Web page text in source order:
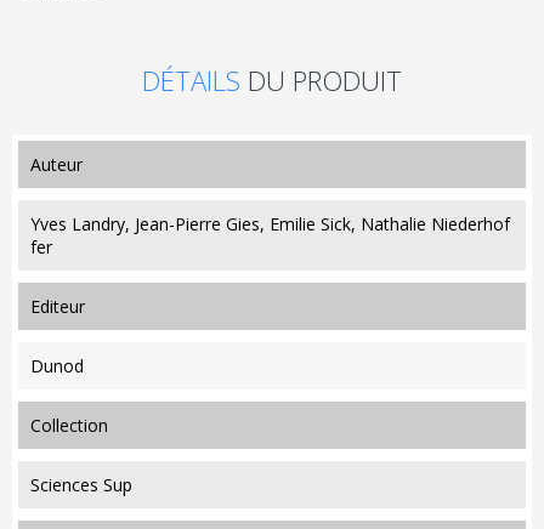
DÉTAILS DU PRODUIT
auteur
Yves Landry, Jean-Pierre Gies, Emilie Sick, Nathalie Niederhof
fer
editeur
Dunod
collection
Sciences Sup